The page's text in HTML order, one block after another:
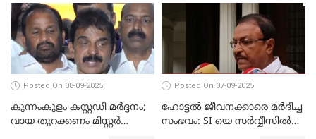
സുദര്‍ശന്‍ റെഡ്ഡി
Posted On 08-09-2025
കുന്നംകുളം കസ്റ്റഡി മര്‍ദ്ദനം;
വായ തുറക്കണം മിസ്റ്റര്‍
Posted On 07-09-2025
ഹോട്ടൽ ജീവനക്കാരെ മർദിച്ച
സംഭവം: SI യെ സർവ്വീസിൽ